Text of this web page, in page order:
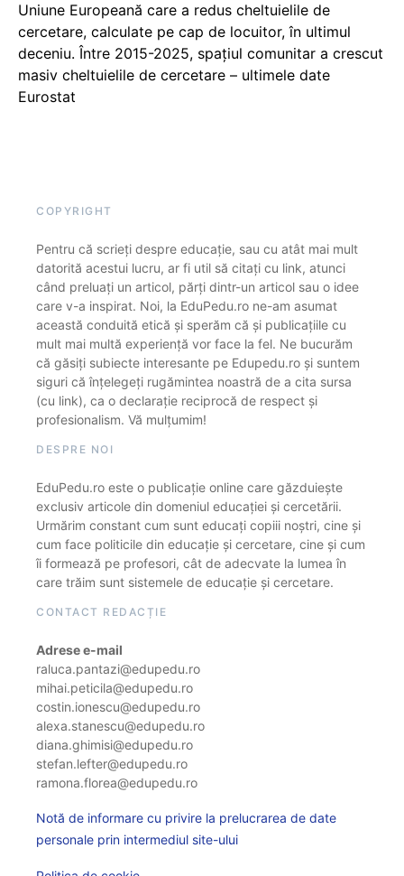
Uniune Europeană care a redus cheltuielile de
cercetare, calculate pe cap de locuitor, în ultimul
deceniu. Între 2015-2025, spațiul comunitar a crescut
masiv cheltuielile de cercetare – ultimele date
Eurostat
COPYRIGHT
Pentru că scrieți despre educație, sau cu atât mai mult
datorită acestui lucru, ar fi util să citați cu link, atunci
când preluați un articol, părți dintr-un articol sau o idee
care v-a inspirat. Noi, la EduPedu.ro ne-am asumat
această conduită etică și sperăm că și publicațiile cu
mult mai multă experiență vor face la fel. Ne bucurăm
că găsiți subiecte interesante pe Edupedu.ro și suntem
siguri că înțelegeți rugămintea noastră de a cita sursa
(cu link), ca o declarație reciprocă de respect și
profesionalism. Vă mulțumim!
DESPRE NOI
EduPedu.ro este o publicație online care găzduiește
exclusiv articole din domeniul educației și cercetării.
Urmărim constant cum sunt educați copiii noștri, cine și
cum face politicile din educație și cercetare, cine și cum
îi formează pe profesori, cât de adecvate la lumea în
care trăim sunt sistemele de educație și cercetare.
CONTACT REDACȚIE
Adrese e-mail
raluca.pantazi@edupedu.ro
mihai.peticila@edupedu.ro
costin.ionescu@edupedu.ro
alexa.stanescu@edupedu.ro
diana.ghimisi@edupedu.ro
stefan.lefter@edupedu.ro
ramona.florea@edupedu.ro
Notă de informare cu privire la prelucrarea de date
personale prin intermediul site-ului